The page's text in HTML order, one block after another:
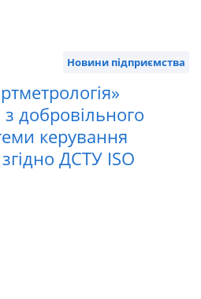
Новини підприємства
добровільного
керування
ДСТУ ISO